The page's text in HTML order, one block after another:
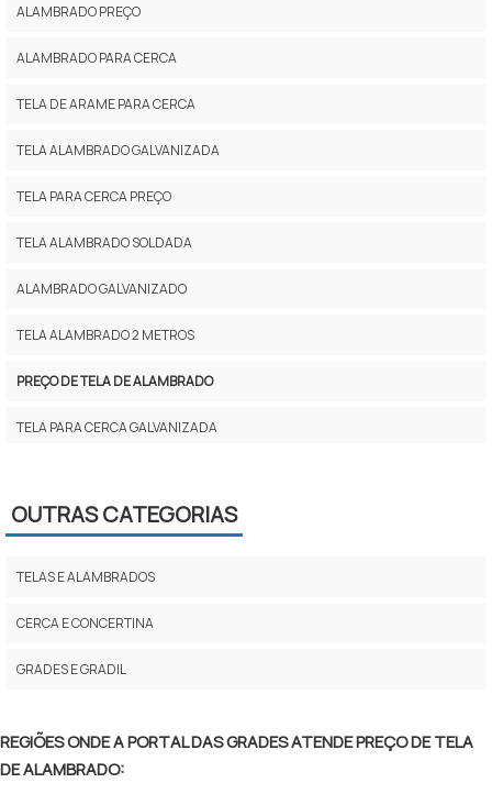
ALAMBRADO PREÇO
ALAMBRADO PARA CERCA
TELA DE ARAME PARA CERCA
TELA ALAMBRADO GALVANIZADA
TELA PARA CERCA PREÇO
TELA ALAMBRADO SOLDADA
ALAMBRADO GALVANIZADO
TELA ALAMBRADO 2 METROS
PREÇO DE TELA DE ALAMBRADO
TELA PARA CERCA GALVANIZADA
TELA PARA ALAMBRADO PREÇO
TELA DE FERRO PARA CERCA
OUTRAS CATEGORIAS
TELAS E ALAMBRADOS
CERCA E CONCERTINA
GRADES E GRADIL
REGIÕES ONDE A PORTAL DAS GRADES ATENDE PREÇO DE TELA
DE ALAMBRADO: